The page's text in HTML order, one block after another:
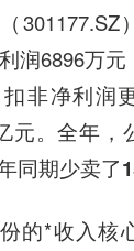
301177.SZ
润6896万
扣非净利润
元。全年，
同期少卖了
的*收入核